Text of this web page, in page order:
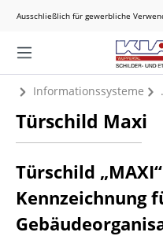
Ausschließlich für gewerbliche
Informationssysteme
Türschild Maxi
Türschild
Kennzeichnung